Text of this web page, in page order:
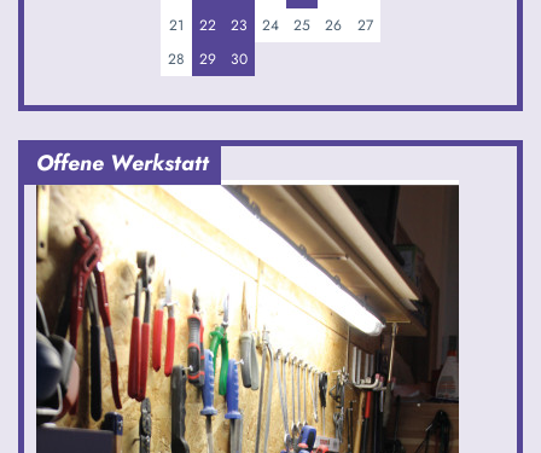
21
22 23 24 25 26
27
28
29 30
Offene Werkstatt